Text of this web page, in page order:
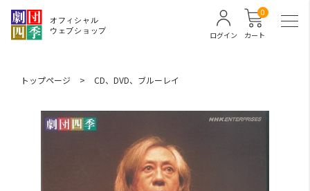
カート
0
ログイン
トップページ > CD、DVD、ブルーレイ